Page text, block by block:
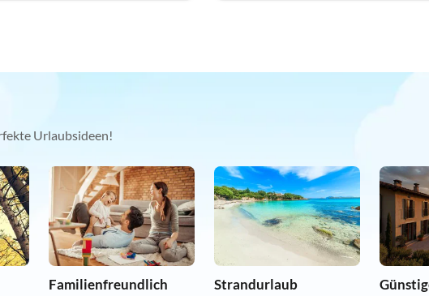
Urlaubsideen!
Familienfreundlich Strandurlaub